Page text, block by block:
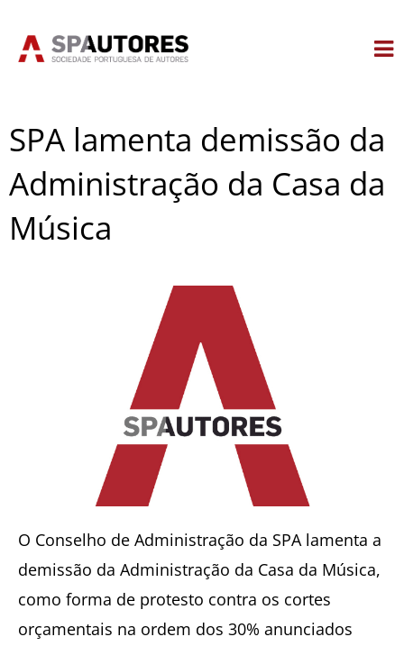
SPA lamenta demissão da
Administração da Casa da
Música
O Conselho de Administração da SPA lamenta a
demissão da Administração da Casa da Música,
como forma de protesto contra os cortes
orçamentais na ordem dos 30% anunciados